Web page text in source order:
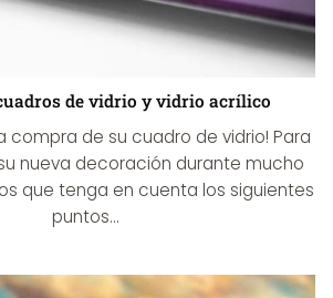
de vidrio y vidrio acrílico
compra de su cuadro de vidrio! Para
nueva decoración durante mucho
que tenga en cuenta los siguientes
puntos...